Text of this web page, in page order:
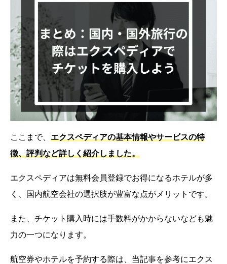
ここまで、 エクスペディアの基本情報やサービスの特
徴、評判など詳しく紹介しました。
エクスペディアは無料会員登録でお得になるホテルが多
く、国内航空会社の選択肢が豊富な点がメリットです。
また、チケット購入時には手数料がかからないなども魅
力の一つになります。
航空券やホテルを予約する際は、当記事を参考にエクス